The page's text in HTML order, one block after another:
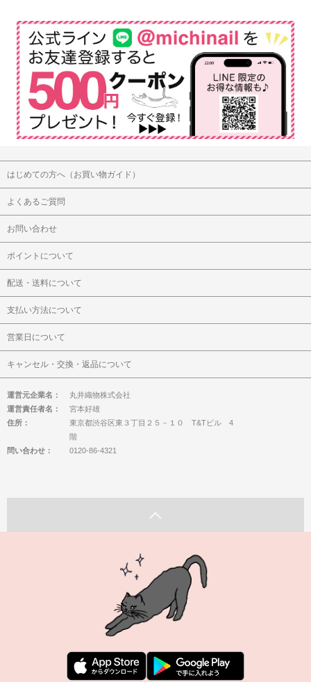
はじめての方へ（お買い物ガイド）
よくあるご質問
お問い合わせ
ポイントについて
配送・送料について
支払い方法について
営業日について
キャンセル・交換・返品について
運営元企業名：
丸井織物株式会社
運営責任者名：
宮本好雄
住所：
東京都渋谷区東３丁目２５－１０ T&Tビル 4
階
問い合わせ：
0120-86-4321